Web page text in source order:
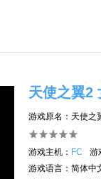
天使之翼2
游戏原名：天使之
游戏主机： FC
游
游戏语言：简体中